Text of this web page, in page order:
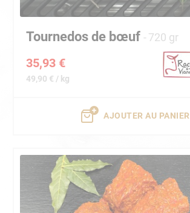
Tournedos de bœuf 720 gr
35,93 €
49,90 € / kg
AJOUTER AU PANIER